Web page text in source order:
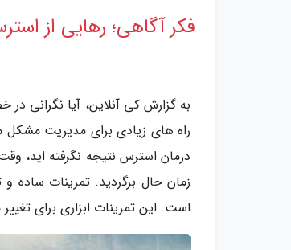
فکر آگاهی؛ رهایی از
به گزارش کی آنلاین، آیا نگرانی
راه های زیادی برای مدیریت
زمان حال برگردید. تمرینات
است. این تمرینات ابزاری برای